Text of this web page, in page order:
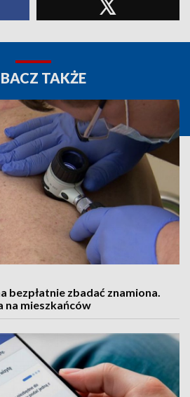
TAKŻE
bezpłatnie zbadać znamiona.
na mieszkańców